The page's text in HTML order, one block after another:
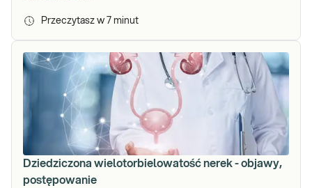
Przeczytasz w 7 minut
Dziedziczona wielotorbielowatość nerek - objawy,
postępowanie